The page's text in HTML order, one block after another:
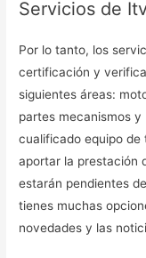
Servicios de
Por lo tanto, los
certificación y
siguientes áreas:
partes mecanismos y
cualificado equipo
aportar la prestación
estarán pendientes
tienes muchas
novedades y las